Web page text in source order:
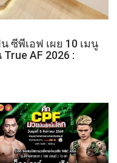
ซีพีเอฟ เผย 10 เมนู
AF 2026 :